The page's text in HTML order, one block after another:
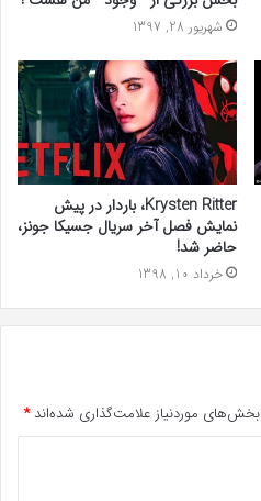
شهریور 28, 1397
Krysten Ritter، باردار در پیش
نمایش فصل آخر سریال جسیکا جونز،
حاضر شد!
خرداد 10, 1398
بخش‌های موردنیاز علامت‌گذاری شده‌اند*